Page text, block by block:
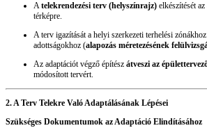
Atelekrendezési terv (helyszínrajz) elkészítését
térképre.
A terv igazítását a helyi szerkezeti terhelési
adottságokhoz (alapozás méretezésének
Az adaptációt végző építész átveszi az
módosított tervért.
2. A Terv Telekre Való Adaptálásának Lépései
Szükséges Dokumentumok az Adaptáció Elindításához